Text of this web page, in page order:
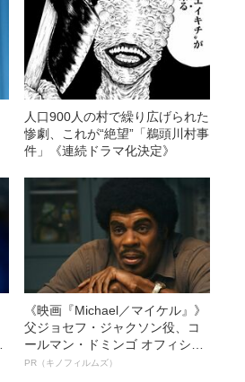
人口900人の村で繰り広げられた
惨劇、これが“絶望”「鵜頭川村事
件」《連続ドラマ化決定》
《映画『Michael／マイケル』》
父ジョセフ・ジャクソン役、コ
ールマン・ドミンゴ オフィシャ
ルインタビュー“観客を魅了した
PR（キノフィルムズ）